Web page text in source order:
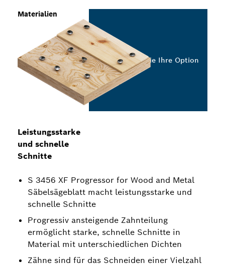
Leistungsstarke
und schnelle
Schnitte
S 3456 XF Progressor for Wood and Metal
Säbelsägeblatt macht leistungsstarke und
schnelle Schnitte
Progressiv ansteigende Zahnteilung
ermöglicht starke, schnelle Schnitte in
Material mit unterschiedlichen Dichten
Zähne sind für das Schneiden einer Vielzahl
Materialien
Wählen Sie Ihre Option